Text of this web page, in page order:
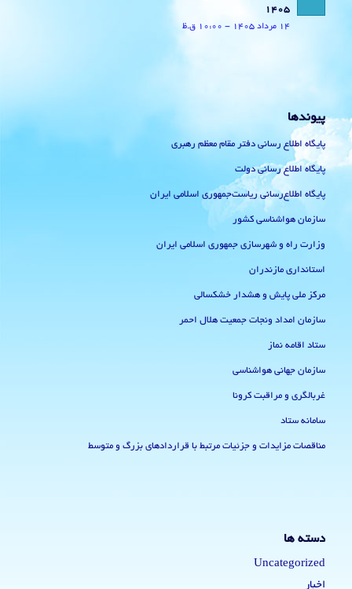
1405
14 مرداد 1405 - 10:00 ق.ظ
پیوندها
پایگاه اطلاع رسانی دفتر مقام معظم رهبری
پایگاه اطلاع رسانی دولت
پایگاه اطلاع‌رسانی ریاست‌جمهوری اسلامی ایران
سازمان هواشناسی کشور
وزارت راه و شهرسازی جمهوری اسلامی ایران
استانداری مازندران
مرکز ملی پایش و هشدار خشکسالی
سازمان امداد ونجات جمعیت هلال احمر
ستاد اقامه نماز
سازمان جهانی هواشناسی
غربالگری و مراقبت کرونا
سامانه ستاد
مناقصات مزایدات و جزئیات مرتبط با قراردادهای بزرگ و متوسط
دسته ها
Uncategorized
اخبار